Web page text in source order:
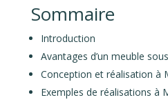
Sommaire
Introduction
Avantages d’un meuble
Conception et réalisation à
Exemples de réalisations à